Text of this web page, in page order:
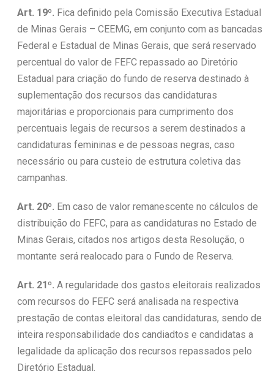
Art. 19º. Fica definido pela Comissão Executiva Estadual
de Minas Gerais – CEEMG, em conjunto com as bancadas
Federal e Estadual de Minas Gerais, que será reservado
percentual do valor de FEFC repassado ao Diretório
Estadual para criação do fundo de reserva destinado à
suplementação dos recursos das candidaturas
majoritárias e proporcionais para cumprimento dos
percentuais legais de recursos a serem destinados a
candidaturas femininas e de pessoas negras, caso
necessário ou para custeio de estrutura coletiva das
campanhas.
Art. 20º. Em caso de valor remanescente no cálculos de
distribuição do FEFC, para as candidaturas no Estado de
Minas Gerais, citados nos artigos desta Resolução, o
montante será realocado para o Fundo de Reserva.
Art. 21º. A regularidade dos gastos eleitorais realizados
com recursos do FEFC será analisada na respectiva
prestação de contas eleitoral das candidaturas, sendo de
inteira responsabilidade dos candiadtos e candidatas a
legalidade da aplicação dos recursos repassados pelo
Diretório Estadual.